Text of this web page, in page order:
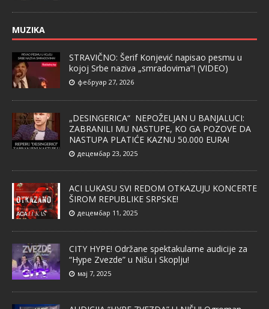
MUZIKA
STRAVIČNO: Šerif Konjević napisao pesmu u
kojoj Srbe naziva „smradovima“! (VIDEO)
фебруар 27, 2026
„DESINGERICA“ NEPOŽELJAN U BANJALUCI:
ZABRANILI MU NASTUPE, KO GA POZOVE DA
NASTUPA PLATIĆE KAZNU 50.000 EURA!
децембар 23, 2025
ACI LUKASU SVI REDOM OTKAZUJU KONCERTE
ŠIROM REPUBLIKE SRPSKE!
децембар 11, 2025
CITY HYPE! Održane spektakularne audicije za
“Hype Zvezde” u Nišu i Skoplju!
мај 7, 2025